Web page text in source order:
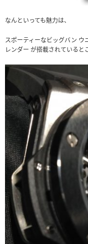
なんといっても魅力は、
スポーティーなビッグバン ウ
レンダー が搭載されているとこ